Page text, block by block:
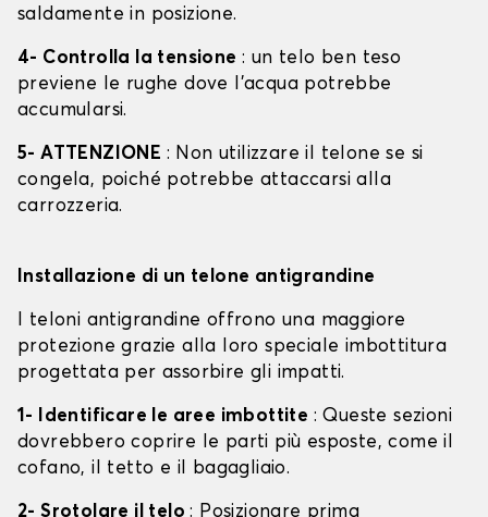
saldamente in posizione.
4- Controlla la tensione : un telo ben teso
previene le rughe dove l'acqua potrebbe
accumularsi.
5- ATTENZIONE : Non utilizzare il telone se si
congela, poiché potrebbe attaccarsi alla
carrozzeria.
Installazione di un telone antigrandine
I teloni antigrandine offrono una maggiore
protezione grazie alla loro speciale imbottitura
progettata per assorbire gli impatti.
1- Identificare le aree imbottite : Queste sezioni
dovrebbero coprire le parti più esposte, come il
cofano, il tetto e il bagagliaio.
2- Srotolare il telo: Posizionare prima